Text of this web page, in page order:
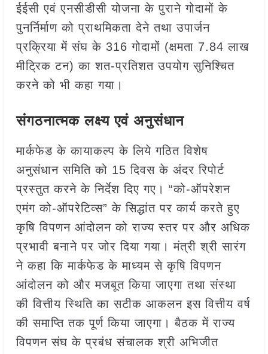
ईईसी एवं एनसीडीसी योजना के पुराने गोदामों के
पुनर्निर्माण को प्राथमिकता देने तथा उपार्जन
प्रक्रिया में संघ के 316 गोदामों (क्षमता 7.84 लाख
मीट्रिक टन) का शत-प्रतिशत उपयोग सुनिश्चित
करने को भी कहा गया।
संगठनात्मक लक्ष्य एवं अनुसंधान
मार्कफेड के कायाकल्प के लिये गठित विशेष
अनुसंधान समिति को 15 दिवस के अंदर रिपोर्ट
प्रस्तुत करने के निर्देश दिए गए। “को-ऑपरेशन
एमंग को-ऑपरेटिव्स” के सिद्धांत पर कार्य करते हुए
कृषि विपणन आंदोलन को राज्य स्तर पर और अधिक
प्रभावी बनाने पर जोर दिया गया। मंत्री श्री सारंग
ने कहा कि मार्कफेड के माध्यम से कृषि विपणन
आंदोलन को और मजबूत किया जाएगा तथा संस्था
की वित्तीय स्थिति का सटीक आकलन इस वित्तीय वर्ष
की समाप्ति तक पूर्ण किया जाएगा। बैठक में राज्य
विपणन संघ के प्रबंध संचालक श्री अभिजीत